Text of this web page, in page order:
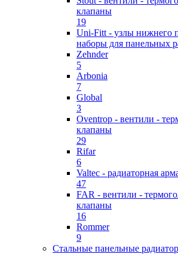
клапаны
19
Uni-Fitt - узлы нижнего
наборы для панельных
Zehnder
5
Arbonia
7
Global
3
Oventrop - вентили -
клапаны
29
Rifar
6
Valtec - радиаторная
47
FAR - вентили -
клапаны
16
Rommer
9
Стальные панельные